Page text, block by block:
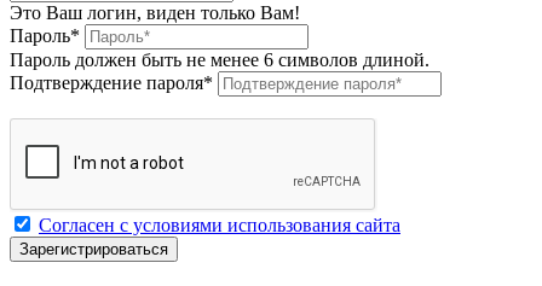
Это Ваш логин, виден только Вам!
Пароль*
Пароль должен быть не менее 6 символов длиной.
Подтверждение пароля*
Согласен с условиями использования сайта